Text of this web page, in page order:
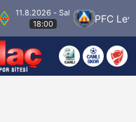
11.8.2026 - Sal
18:00
PFC Levski